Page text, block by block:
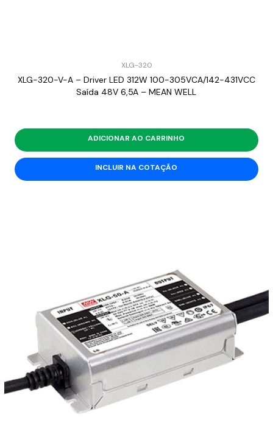
XLG-320
XLG-320-V-A – Driver LED 312W 100-305VCA/142-431VCC
Saída 48V 6,5A – MEAN WELL
ADICIONAR AO CARRINHO
INCLUIR NA COTAÇÃO